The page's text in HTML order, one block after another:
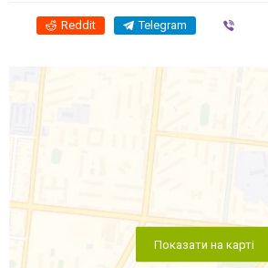
Reddit Telegram
Показати на карті